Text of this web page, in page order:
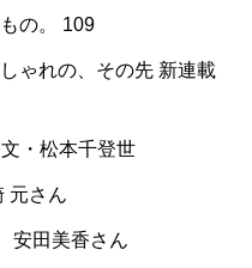
の。 109
ゃれの、その先 新連載
・松本千登世
元さん
田美香さん